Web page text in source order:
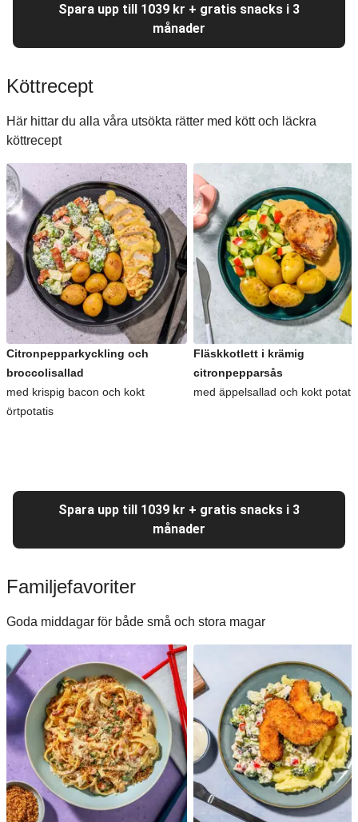
Spara upp till 1039 kr + gratis snacks i 3
månader
Köttrecept
Här hittar du alla våra utsökta rätter med kött och läckra
köttrecept
Citronpepparkyckling och
broccolisallad
med krispig bacon och kokt
örtpotatis
Fläskkotlett i krämig
citronpepparsås
med äppelsallad och kokt potatis
Spara upp till 1039 kr + gratis snacks i 3
månader
Familjefavoriter
Goda middagar för både små och stora magar